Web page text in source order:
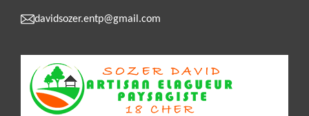
davidsozer.entp@gmail.com